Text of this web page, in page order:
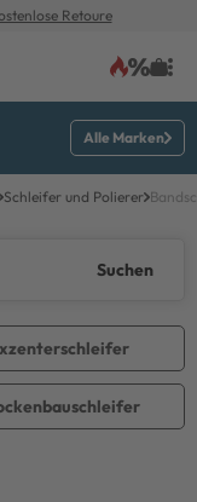
Retoure
Alle Marken
Schleifer und Polierer
Suchen